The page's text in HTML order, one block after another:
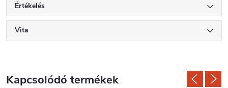
Értékelés
Vita
Kapcsolódó termékek